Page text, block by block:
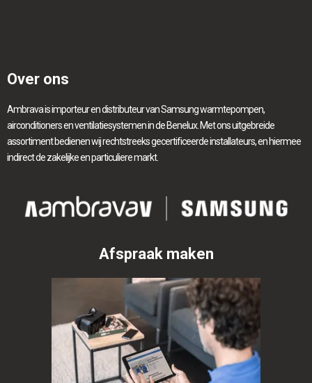
Over ons
Ambrava is importeur en distributeur van Samsung warmtepompen,
airconditioners en ventilatiesystemen in de Benelux. Met ons uitgebreide
assortiment bedienen wij rechtstreeks gecertificeerde installateurs, en hiermee
indirect de zakelijke en particuliere markt.
Afspraak maken